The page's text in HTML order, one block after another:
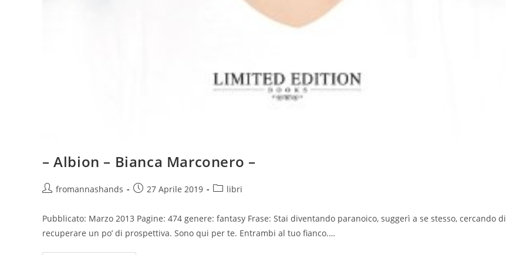
– Albion – Bianca Marconero –
Autorefromannashands
Articolo27 Aprile 2019
Categoria
libri
Pubblicato: Marzo 2013 Pagine: 474 genere: fantasy Frase: Stai diventando paranoico, suggerì a se stesso, cercando di
recuperare un po’ di prospettiva. Sono qui per te. Entrambi al tuo fianco.…